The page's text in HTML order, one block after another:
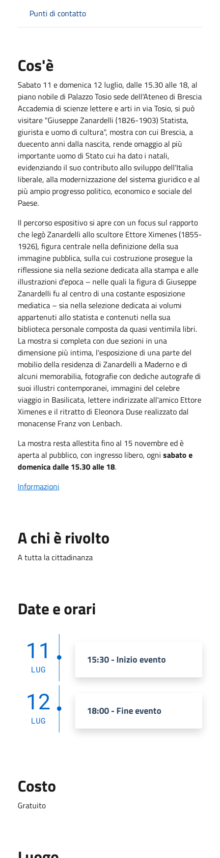
Punti di contatto
Cos'è
Sabato 11 e domenica 12 luglio, dalle 15.30 alle 18, al
piano nobile di Palazzo Tosio sede dell'Ateneo di Brescia
Accademia di scienze lettere e arti in via Tosio, si può
visitare "Giuseppe Zanardelli (1826-1903) Statista,
giurista e uomo di cultura", mostra con cui Brescia, a
duecento anni dalla nascita, rende omaggio al più
importante uomo di Stato cui ha dato i natali,
evidenziando il suo contributo allo sviluppo dell'Italia
liberale, alla modernizzazione del sistema giuridico e al
più ampio progresso politico, economico e sociale del
Paese.
Il percorso espositivo si apre con un focus sul rapporto
che legò Zanardelli allo scultore Ettore Ximenes (1855-
1926), figura centrale nella definizione della sua
immagine pubblica, sulla cui costruzione prosegue la
riflessione sia nella sezione dedicata alla stampa e alle
illustrazioni d'epoca – nelle quali la figura di Giuseppe
Zanardelli fu al centro di una costante esposizione
mediatica – sia nella selezione dedicata ai volumi
appartenuti allo statista e contenuti nella sua
biblioteca personale composta da quasi ventimila libri.
La mostra si completa con due sezioni in una
dimensione più intima, l'esposizione di una parte del
mobilio della residenza di Zanardelli a Maderno e di
alcuni memorabilia, fotografie con dediche autografe di
suoi illustri contemporanei, immagini del celebre
viaggio in Basilicata, lettere indirizzate all'amico Ettore
Ximenes e il ritratto di Eleonora Duse realizzato dal
monacense Franz von Lenbach.
La mostra resta allestita fino al 15 novembre ed è
aperta al pubblico, con ingresso libero, ogni sabato e
domenica dalle 15.30 alle 18.
Informazioni
A chi è rivolto
A tutta la cittadinanza
Date e orari
11
LUG
15:30 - Inizio evento
12
LUG
18:00 - Fine evento
Costo
Gratuito